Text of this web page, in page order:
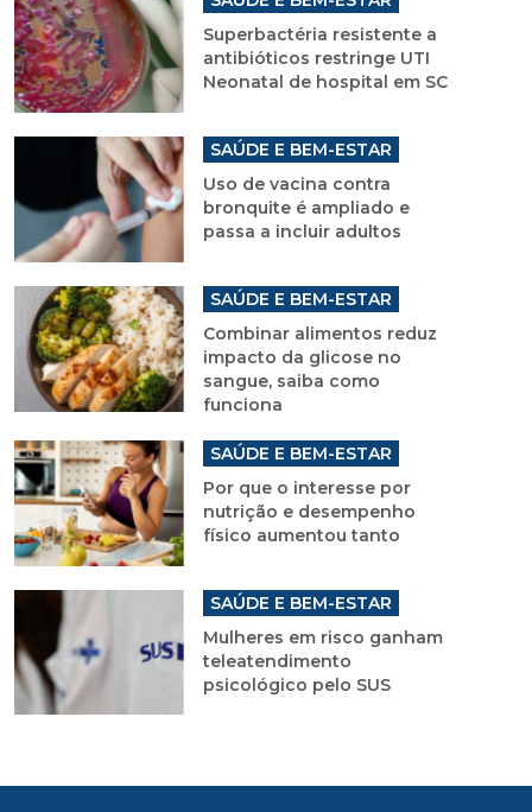
Superbactéria resistente a
antibióticos restringe UTI
Neonatal de hospital em SC
SAÚDE E BEM-ESTAR
Uso de vacina contra
bronquite é ampliado e
passa a incluir adultos
SAÚDE E BEM-ESTAR
Combinar alimentos reduz
impacto da glicose no
sangue, saiba como
funciona
SAÚDE E BEM-ESTAR
Por que o interesse por
nutrição e desempenho
físico aumentou tanto
SAÚDE E BEM-ESTAR
Mulheres em risco ganham
teleatendimento
psicológico pelo SUS